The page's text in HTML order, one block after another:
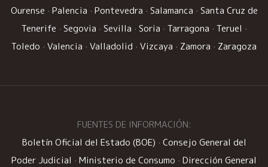
Ourense · Palencia · Pontevedra · Salamanca · Santa Cruz de
Tenerife · Segovia · Sevilla · Soria · Tarragona · Teruel ·
Toledo · Valencia · Valladolid · Vizcaya · Zamora · Zaragoza
FUENTES DE INFORMACIÓN:
Boletín Oficial del Estado (BOE) · Consejo General del
Poder Judicial · Ministerio de Consumo · Dirección General